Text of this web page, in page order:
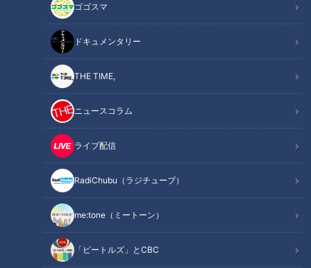
ゴゴスマ
ドキュメンタリー
THE TIME,
ニュースコラム
ライブ配信
RadiChubu（ラジチューブ）
me:tone（ミートーン）
「ビートルズ」とCBC
材料（2人分）
作り方
オススメ関連コンテンツ
材料（2人分）
ごはん(温かいもの) 茶碗2杯分
鶏ひき肉 150g
干し椎茸 2枚
玉ねぎ 1/2個(100g)